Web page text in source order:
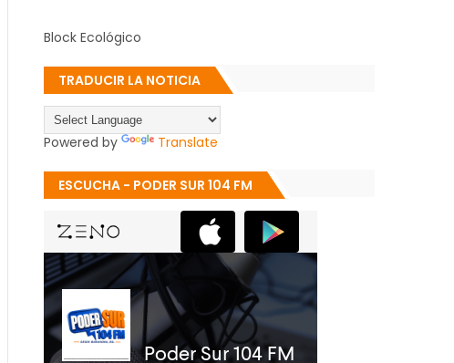
Block Ecológico
TRADUCIR LA NOTICIA
Powered by Translate
ESCUCHA - PODER SUR 104 FM